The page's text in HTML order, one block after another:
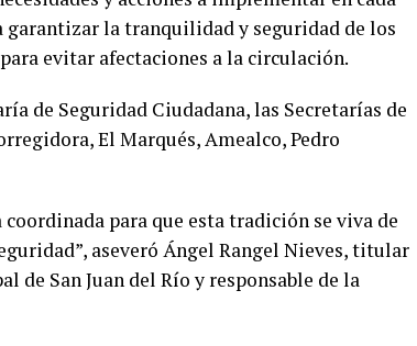
la tranquilidad y seguridad de los
evitar afectaciones a la circulación.
de Seguridad Ciudadana, las Secretarías de
El Marqués, Amealco, Pedro
para que esta tradición se viva de
aseveró Ángel Rangel Nieves, titular
de San Juan del Río y responsable de la